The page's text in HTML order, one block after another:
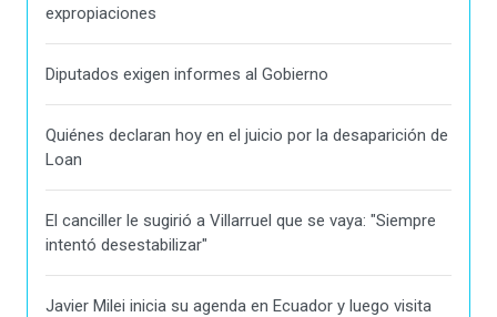
expropiaciones
Diputados exigen informes al Gobierno
Quiénes declaran hoy en el juicio por la desaparición de
Loan
El canciller le sugirió a Villarruel que se vaya: "Siempre
intentó desestabilizar"
Javier Milei inicia su agenda en Ecuador y luego visita